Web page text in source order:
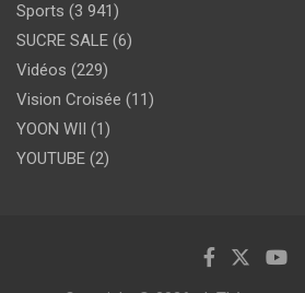
Sports (3 941)
SUCRE SALE (6)
Vidéos (229)
Vision Croisée (11)
YOON WII (1)
YOUTUBE (2)